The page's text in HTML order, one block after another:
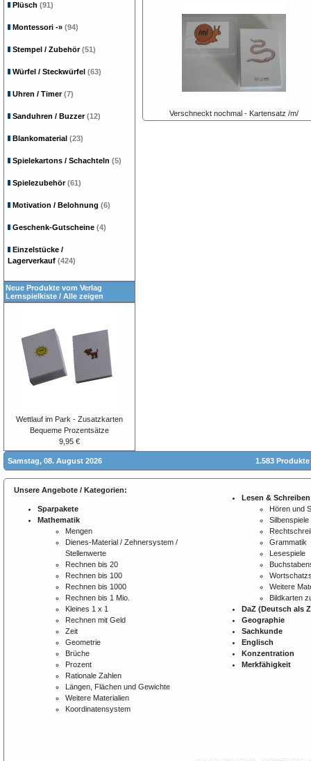
Verschneckt nochmal - Kartensatz /m/
Plüsch (91)
Montessori -» (94)
Stempel / Zubehör(51)
Würfel / Steckwürfel (63)
Uhren / Timer(7)
Sanduhren / Buzzer(12)
Blankomaterial (23)
Spielekartons / Schachteln (5)
Spielezubehör(61)
Motivation / Belohnung (6)
Geschenk-Gutscheine (4)
Einzelstücke /
Lagerverkauf (424)
Neue Produkte vom Verlag
Lernspielkiste / Alle zeigen
Wettlauf im Park - Zusatzkarten
Bequeme Prozentsätze
9,95 €
Samstag, 08. August 2026 1.583
Unsere Angebote / Kategorien:
Sparpakete
Mathematik
Mengen
Dienes-Material / Zehnersystem /
Stellenwerte
Rechnen bis 20
Rechnen bis 100
Rechnen bis 1000
Rechnen bis 1 Mio.
Kleines 1 x 1
Rechnen mit Geld
Zeit
Geometrie
Brüche
Prozent
Rationale Zahlen
Längen, Flächen und Gewichte
Weitere Materialien
Koordinatensystem
Lesen & Schreiben
Hören und
Silbenspiele
Grammatik
Lesespiele
Weitere
Bildkarten
DaZ (Deutsch als
Geographie
Sachkunde
Englisch
Konzentration
Merkfähigkeit